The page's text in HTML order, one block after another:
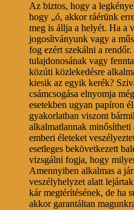
Az biztos, hogy a
hogy „ó, akkor ráérünk
meg is állja a helyét. Ha a
jogosítványunk vagy a
fog ezért szekálni a
tulajdonosának vagy
közúti közlekedésre
kiesik az egyik kerék?
csámcsogása elnyomja
esetekben ugyan papíron
gyakorlatban viszont
alkalmatlannak minősítheti
emberi életeket
esetleges bekövetkezett
vizsgálni fogja, hogy
Amennyiben alkalmas a
veszélyhelyzet alatt
kár megtérítésének, de ha
akkor garantáltan